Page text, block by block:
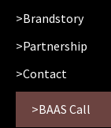
Brandstory
Partnership
Contact
BAAS Call